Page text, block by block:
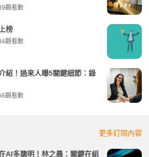
觀看數
榜
觀看數
紹！過來人曝5關鍵細節：錄
觀看數
更多訂閱內容
AI多聰明！林之晨：關鍵在組